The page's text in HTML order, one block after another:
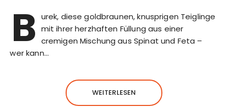
B urek, diese goldbraunen, knusprigen Teiglinge
mit ihrer herzhaften Füllung aus einer
cremigen Mischung aus Spinat und Feta –
wer kann…
WEITERLESEN